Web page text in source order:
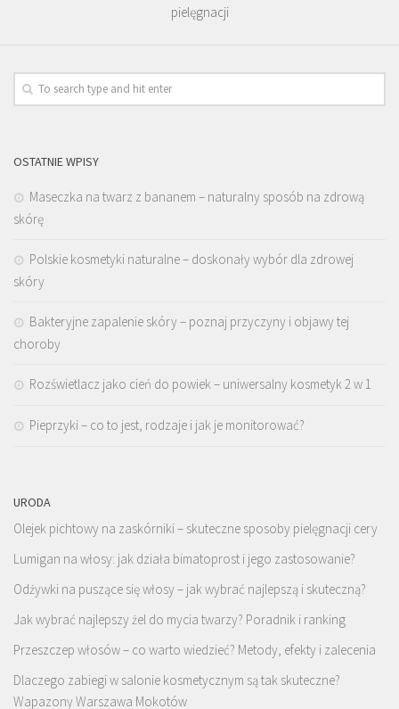
pielęgnacji
OSTATNIE WPISY
Maseczka na twarz z bananem – naturalny sposób na zdrową
skórę
Polskie kosmetyki naturalne – doskonały wybór dla zdrowej
skóry
Bakteryjne zapalenie skóry – poznaj przyczyny i objawy tej
choroby
Rozświetlacz jako cień do powiek – uniwersalny kosmetyk 2 w 1
Pieprzyki – co to jest, rodzaje i jak je monitorować?
URODA
Olejek pichtowy na zaskórniki – skuteczne sposoby pielęgnacji cery
Lumigan na włosy: jak działa bimatoprost i jego zastosowanie?
Odżywki na puszące się włosy – jak wybrać najlepszą i skuteczną?
Jak wybrać najlepszy żel do mycia twarzy? Poradnik i ranking
Przeszczep włosów – co warto wiedzieć? Metody, efekty i zalecenia
Dlaczego zabiegi w salonie kosmetycznym są tak skuteczne?
Wapazony Warszawa Mokotów